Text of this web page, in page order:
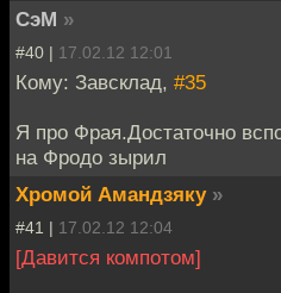
СэМ »
#40 | 17.02.12 12:01
Кому: Завсклад, #35
Я про Фрая.Достаточно
на Фродо зырил
Хромой Амандзяку »
#41 | 17.02.12 12:04
[Давится компотом]